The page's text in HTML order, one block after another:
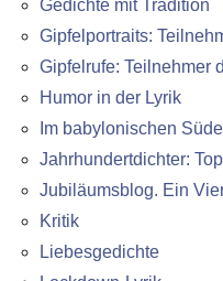
Gedichte mit Tradition
Gipfelportraits:
Gipfelrufe: Teilnehmer
Humor in der Lyrik
Im babylonischen
Jahrhundertdichter:
Jubiläumsblog. Ein
Kritik
Liebesgedichte